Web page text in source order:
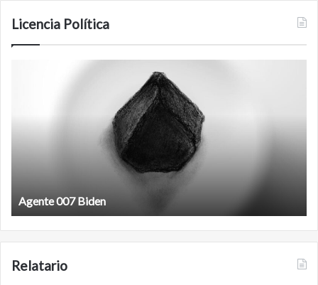
Licencia Política
Film antineoliberal
Relatario